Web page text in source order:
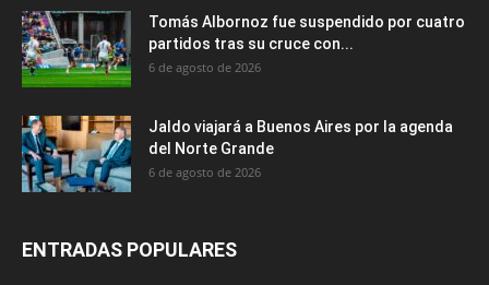
Tomás Albornoz fue suspendido por cuatro
partidos tras su cruce con...
6 de agosto de 2026
Jaldo viajará a Buenos Aires por la agenda
del Norte Grande
6 de agosto de 2026
ENTRADAS POPULARES